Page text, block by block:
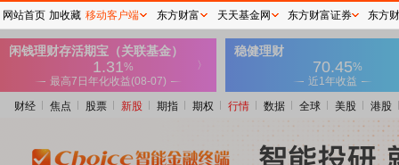
财经 焦点 股票 新股 期指 期权 行情 数据 全球 美股 港股
网站首页 加收藏 移动客户端 东方财富 天天基金网 东方财富证券 东方